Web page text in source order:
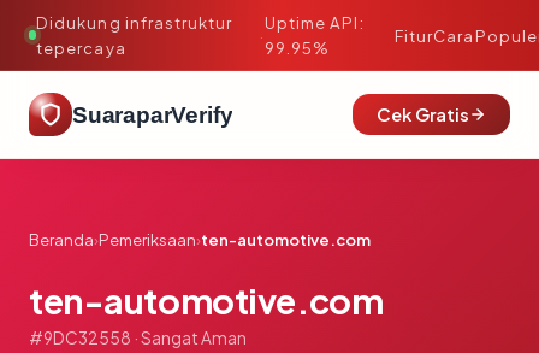
Didukung infrastruktur
tepercaya
·
Uptime API:
99.95%
FiturCara
SuaraparVerify Cek Gratis
Beranda›Pemeriksaan›ten-automotive.com
ten-automotive.com
#9DC32558 · Sangat Aman